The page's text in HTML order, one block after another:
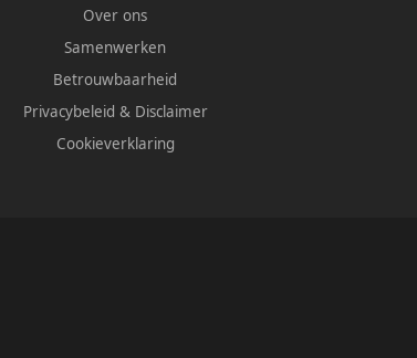
Over ons
Samenwerken
Betrouwbaarheid
Privacybeleid & Disclaimer
Cookieverklaring